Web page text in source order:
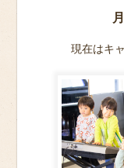
現在はキ